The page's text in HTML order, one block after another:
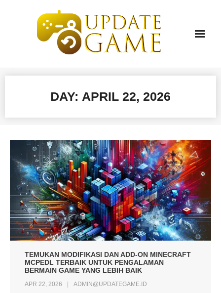
DAY: APRIL 22, 2026
TEMUKAN MODIFIKASI DAN ADD-ON MINECRAFT
MCPEDL TERBAIK UNTUK PENGALAMAN
BERMAIN GAME YANG LEBIH BAIK
APR 22, 2026
ADMIN@UPDATEGAME.ID